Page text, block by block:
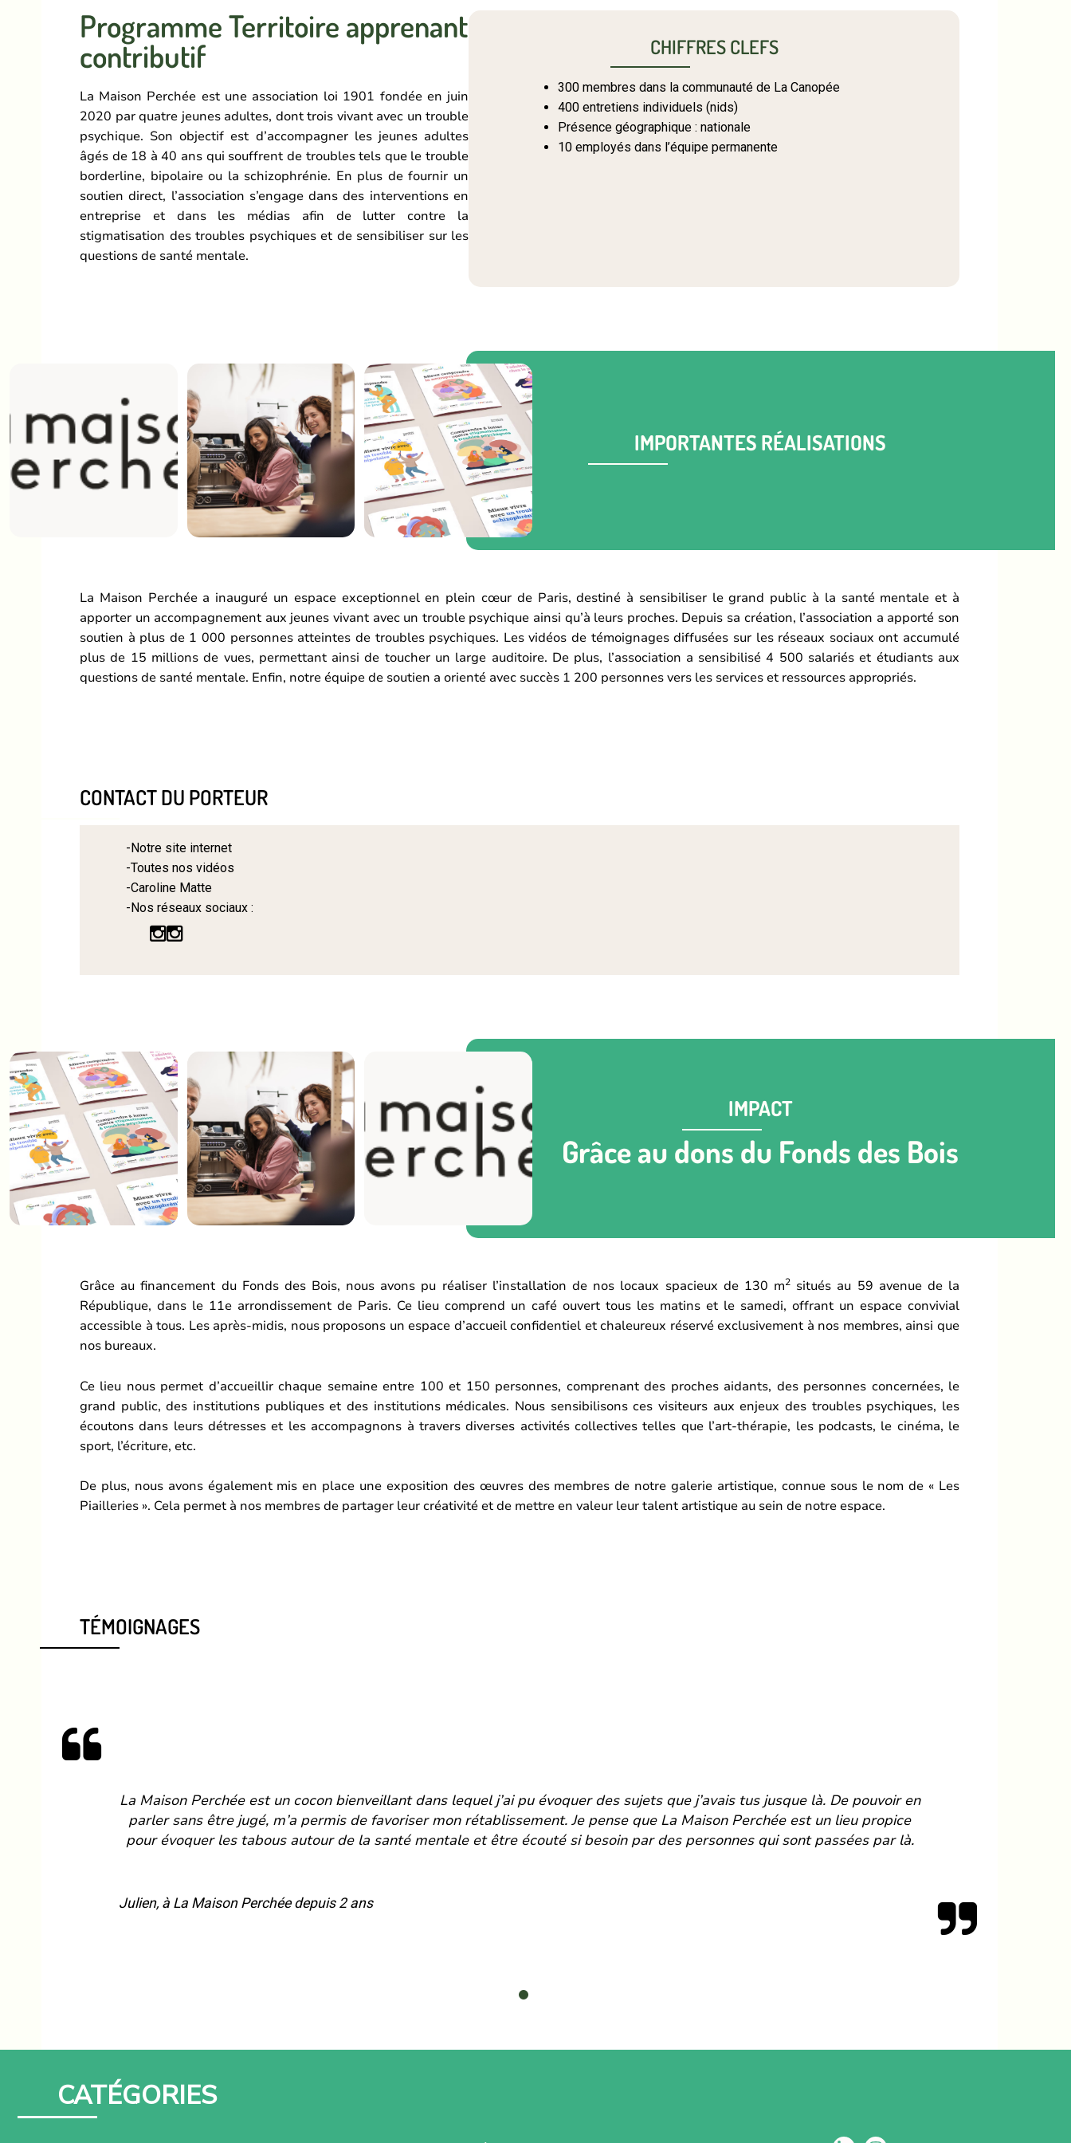
Programme Territoire apprenant
contributif
La Maison Perchée est une association loi 1901 fondée en juin
2020 par quatre jeunes adultes, dont trois vivant avec un trouble
psychique. Son objectif est d’accompagner les jeunes adultes
âgés de 18 à 40 ans qui souffrent de troubles tels que le trouble
borderline, bipolaire ou la schizophrénie. En plus de fournir un
soutien direct, l’association s’engage dans des interventions en
entreprise et dans les médias afin de lutter contre la
stigmatisation des troubles psychiques et de sensibiliser sur les
questions de santé mentale.
CHIFFRES CLEFS
300 membres dans la communauté de La Canopée
400 entretiens individuels (nids)
Présence géographique : nationale
10 employés dans l’équipe permanente
IMPORTANTES RÉALISATIONS
La Maison Perchée a inauguré un espace exceptionnel en plein cœur de Paris, destiné à sensibiliser le grand public à la santé mentale et à
apporter un accompagnement aux jeunes vivant avec un trouble psychique ainsi qu’à leurs proches. Depuis sa création, l’association a apporté son
soutien à plus de 1 000 personnes atteintes de troubles psychiques. Les vidéos de témoignages diffusées sur les réseaux sociaux ont accumulé
plus de 15 millions de vues, permettant ainsi de toucher un large auditoire. De plus, l’association a sensibilisé 4 500 salariés et étudiants aux
questions de santé mentale. Enfin, notre équipe de soutien a orienté avec succès 1 200 personnes vers les services et ressources appropriés.
CONTACT DU PORTEUR
Notre site internet
Toutes nos vidéos
Caroline Matte
Nos réseaux sociaux :
IMPACT
Grâce au dons du Fonds des Bois
Grâce au financement du Fonds des Bois, nous avons pu réaliser l’installation de nos locaux spacieux de 130 m2 situés au 59 avenue de la
République, dans le 11e arrondissement de Paris. Ce lieu comprend un café ouvert tous les matins et le samedi, offrant un espace convivial
accessible à tous. Les après-midis, nous proposons un espace d’accueil confidentiel et chaleureux réservé exclusivement à nos membres, ainsi que
nos bureaux.
Ce lieu nous permet d’accueillir chaque semaine entre 100 et 150 personnes, comprenant des proches aidants, des personnes concernées, le
grand public, des institutions publiques et des institutions médicales. Nous sensibilisons ces visiteurs aux enjeux des troubles psychiques, les
écoutons dans leurs détresses et les accompagnons à travers diverses activités collectives telles que l’art-thérapie, les podcasts, le cinéma, le
sport, l’écriture, etc.
De plus, nous avons également mis en place une exposition des œuvres des membres de notre galerie artistique, connue sous le nom de « Les
Piailleries ». Cela permet à nos membres de partager leur créativité et de mettre en valeur leur talent artistique au sein de notre espace.
TÉMOIGNAGES
La Maison Perchée est un cocon bienveillant dans lequel j’ai pu évoquer des sujets que j’avais tus jusque là. De pouvoir en
parler sans être jugé, m’a permis de favoriser mon rétablissement. Je pense que La Maison Perchée est un lieu propice
pour évoquer les tabous autour de la santé mentale et être écouté si besoin par des personnes qui sont passées par là.
Julien, à La Maison Perchée depuis 2 ans
CATÉGORIES